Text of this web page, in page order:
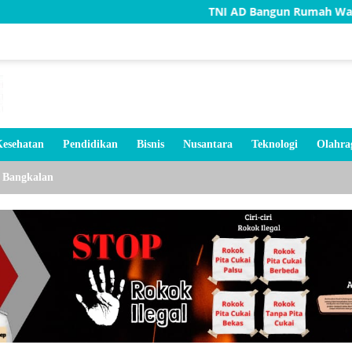
TNI AD Bangun Rumah Warga Tidak
Pendidikan Bisnis Nusantara Teknologi
Bangkalan